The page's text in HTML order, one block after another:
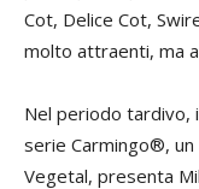
Cot, Delice Cot,
molto attraenti, ma
Nel periodo tardivo,
serie Carmingo®,
Vegetal, presenta